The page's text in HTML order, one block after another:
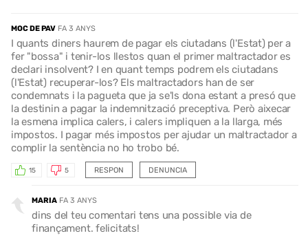
MOC DE PAV FA 3 ANYS
I quants diners haurem de pagar els ciutadans (l'Estat) per a
fer "bossa" i tenir-los llestos quan el primer maltractador es
declari insolvent? I en quant temps podrem els ciutadans
(l'Estat) recuperar-los? Els maltractadors han de ser
condemnats i la pagueta que ja se'ls dona estant a presó que
la destinin a pagar la indemnització preceptiva. Però aixecar
la esmena implica calers, i calers impliquen a la llarga, més
impostos. I pagar més impostos per ajudar un maltractador a
complir la sentència no ho trobo bé.
RESPON
15 5 DENUNCIA
MARIA FA 3 ANYS
dins del teu comentari tens una possible via de
finançament. felicitats!